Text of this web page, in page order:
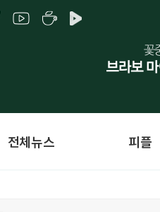
전체뉴스 피플